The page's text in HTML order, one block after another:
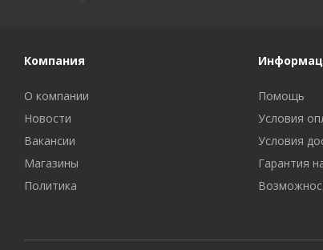
Компания
О компании
Новости
Вакансии
Магазины
Политика
Помощь
Условия
Условия
Гарантия